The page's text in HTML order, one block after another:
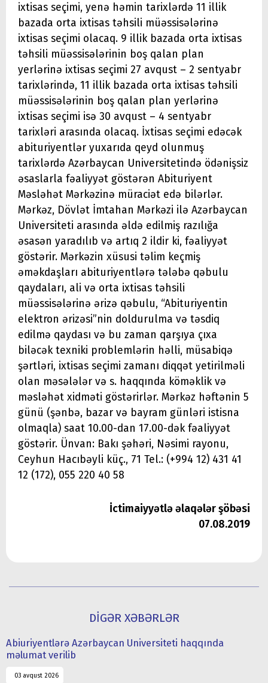
ixtisas seçimi, yenə həmin tarixlərdə 11 illik
bazada orta ixtisas təhsili müəssisələrinə
ixtisas seçimi olacaq. 9 illik bazada orta ixtisas
təhsili müəssisələrinin boş qalan plan
yerlərinə ixtisas seçimi 27 avqust – 2 sentyabr
tarixlərində, 11 illik bazada orta ixtisas təhsili
müəssisələrinin boş qalan plan yerlərinə
ixtisas seçimi isə 30 avqust – 4 sentyabr
tarixləri arasında olacaq. İxtisas seçimi edəcək
abituriyentlər yuxarıda qeyd olunmuş
tarixlərdə Azərbaycan Universitetində ödənişsiz
əsaslarla fəaliyyət göstərən Abituriyent
Məsləhət Mərkəzinə müraciət edə bilərlər.
Mərkəz, Dövlət İmtahan Mərkəzi ilə Azərbaycan
Universiteti arasında əldə edilmiş razılığa
əsasən yaradılıb və artıq 2 ildir ki, fəaliyyət
göstərir. Mərkəzin xüsusi təlim keçmiş
əməkdaşları abituriyentlərə tələbə qəbulu
qaydaları, ali və orta ixtisas təhsili
müəssisələrinə ərizə qəbulu, “Abituriyentin
elektron ərizəsi”nin doldurulma və təsdiq
edilmə qaydası və bu zaman qarşıya çıxa
biləcək texniki problemlərin həlli, müsabiqə
şərtləri, ixtisas seçimi zamanı diqqət yetirilməli
olan məsələlər və s. haqqında köməklik və
məsləhət xidməti göstərirlər. Mərkəz həftənin 5
günü (şənbə, bazar və bayram günləri istisna
olmaqla) saat 10.00-dan 17.00-dək fəaliyyət
göstərir. Ünvan: Bakı şəhəri, Nəsimi rayonu,
Ceyhun Hacıbəyli küç., 71 Tel.: (+994 12) 431 41
12 (172), 055 220 40 58
İctimaiyyətlə əlaqələr şöbəsi
07.08.2019
DİGƏR XƏBƏRLƏR
Abiuriyentlərə Azərbaycan Universiteti haqqında
məlumat verilib
03 avqust 2026